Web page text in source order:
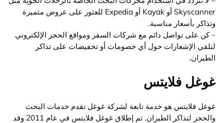
Skyscanner أو Kayak أو Expedia للعثور على عروض متميزة
وتذاكر بأسعار مناسبة.
– كن على تواصل دائم مع شركات السفر ومواقع الحجز الإلكتروني
لتلقي الإشعارات حول أي خصومات أو تخفيضات على تذاكر
الطيران.
غوغل فلايتس
غوغل فلايتس هو خدمة تابعة لشركة غوغل تقدم خدمات البحث
والحجز لتذاكر الطيران. تم إطلاق غوغل فلايتس في عام 2011 وقد